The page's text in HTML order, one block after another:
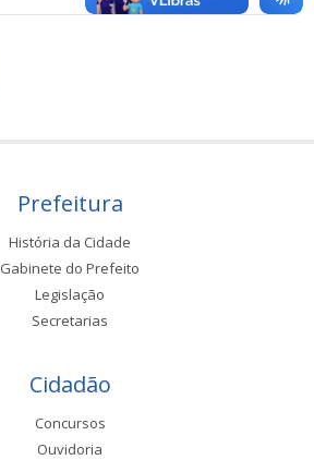
Prefeitura
História da Cidade
Gabinete do Prefeito
Legislação
Secretarias
Cidadão
Concursos
Ouvidoria